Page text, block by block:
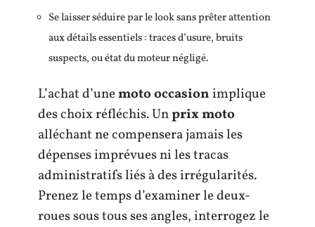
Se laisser séduire par le look sans prêter attention
aux détails essentiels : traces d’usure, bruits
suspects, ou état du moteur négligé.
L’achat d’unemoto occasionimplique
des choix réfléchis. Unprix moto
alléchant ne compensera jamais les
dépenses imprévues ni les tracas
administratifs liés à des irrégularités.
Prenez le temps d’examiner le deux-
roues sous tous ses angles, interrogez le